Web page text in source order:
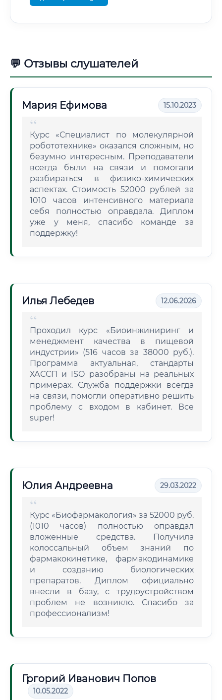
💬 Отзывы слушателей
Мария Ефимова 15.10.2023
Курс «Специалист по молекулярной
робототехнике» оказался сложным, но
безумно интересным. Преподаватели
всегда были на связи и помогали
разбираться в физико-химических
аспектах. Стоимость 52000 рублей за
1010 часов интенсивного материала
себя полностью оправдала. Диплом
уже у меня, спасибо команде за
поддержку!
Илья Лебедев 12.06.2026
Проходил курс «Биоинжиниринг и
менеджмент качества в пищевой
индустрии» (516 часов за 38000 руб.).
Программа актуальная, стандарты
ХАССП и ISO разобраны на реальных
примерах. Служба поддержки всегда
на связи, помогли оперативно решить
проблему с входом в кабинет. Все
super!
Юлия Андреевна 29.03.2022
Курс «Биофармакология» за 52000 руб.
(1010 часов) полностью оправдал
вложенные средства. Получила
колоссальный объем знаний по
фармакокинетике, фармакодинамике
и созданию биологических
препаратов. Диплом официально
внесли в базу, с трудоустройством
проблем не возникло. Спасибо за
профессионализм!
Гргорий Иванович Попов
10.05.2022